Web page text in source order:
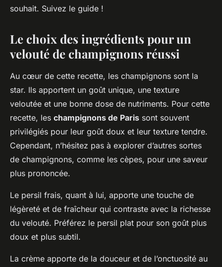
souhait. Suivez le guide !
Le choix des ingrédients pour un
velouté de champignons réussi
Au cœur de cette recette, les champignons sont la
star. Ils apportent un goût unique, une texture
veloutée et une bonne dose de nutriments. Pour cette
recette, les champignons de Paris sont souvent
privilégiés pour leur goût doux et leur texture tendre.
Cependant, n’hésitez pas à explorer d’autres sortes
de champignons, comme les cèpes, pour une saveur
plus prononcée.
Le persil frais, quant à lui, apporte une touche de
légèreté et de fraîcheur qui contraste avec la richesse
du velouté. Préférez le persil plat pour son goût plus
doux et plus subtil.
La crème apporte de la douceur et de l’onctuosité au